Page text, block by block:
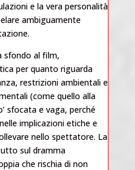
e la vera personalità
ambiguamente
sfondo al film,
per quanto riguarda
restrizioni ambientali e
(come quello alla
sfocata e vaga, perché
implicazioni etiche e
nello spettatore. La
sul dramma
che rischia di non